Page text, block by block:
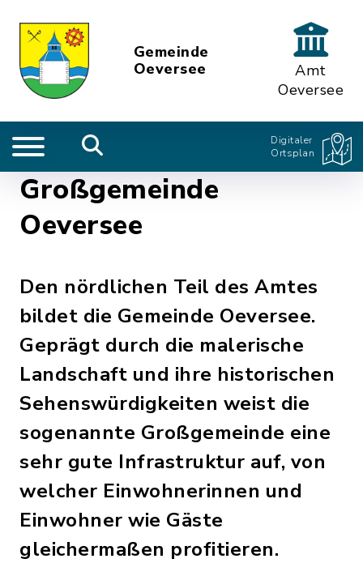
Gemeinde
Oeversee
Amt
Oeversee
Digitaler
Ortsplan
Großgemeinde
Oeversee
Den nördlichen Teil des Amtes
bildet die Gemeinde Oeversee.
Geprägt durch die malerische
Landschaft und ihre historischen
Sehenswürdigkeiten weist die
sogenannte Großgemeinde eine
sehr gute Infrastruktur auf, von
welcher Einwohnerinnen und
Einwohner wie Gäste
gleichermaßen profitieren.